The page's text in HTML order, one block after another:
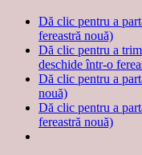
Dă clic pentru a
fereastră nouă)
Dă clic pentru a
deschide într-o
Dă clic pentru a
nouă)
Dă clic pentru a
fereastră nouă)